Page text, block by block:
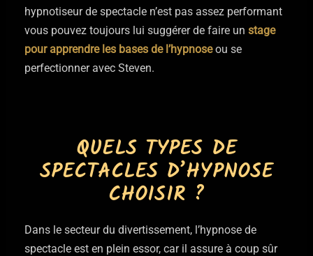
hypnotiseur de spectacle n’est pas assez performant
vous pouvez toujours lui suggérer de faire un stage
pour apprendre les bases de l’hypnoseou se
perfectionner avec Steven.
QUELS TYPES DE
SPECTACLES D’HYPNOSE
CHOISIR ?
Dans le secteur du divertissement, l’hypnose de
spectacle est en plein essor, car il assure à coup sûr